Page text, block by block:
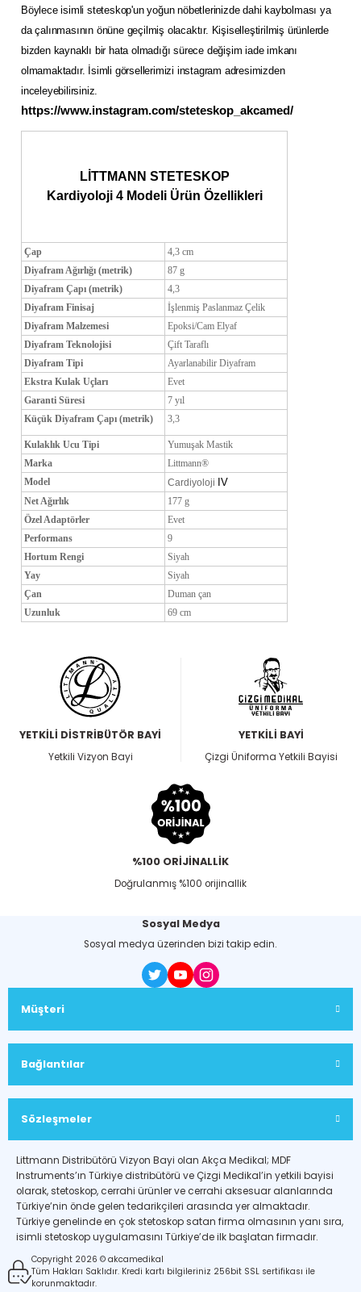
Böylece isimli steteskop'un yoğun nöbetlerinizde dahi kaybolması ya
da çalınmasının önüne geçilmiş olacaktır. Kişiselleştirilmiş ürünlerde
bizden kaynaklı bir hata olmadığı sürece değişim iade imkanı
olmamaktadır. İsimli görsellerimizi instagram adresimizden
inceleyebilirsiniz.
https://www.instagram.com/steteskop_akcamed/
LİTTMANN STETESKOP
Kardiyoloji 4 Modeli Ürün Özellikleri
Çap
4,3 cm
Diyafram Ağırlığı (metrik)
87 g
Diyafram Çapı (metrik)
4,3
Diyafram Finisaj
İşlenmiş Paslanmaz Çelik
Diyafram Malzemesi
Epoksi/Cam Elyaf
Diyafram Teknolojisi
Çift Taraflı
Diyafram Tipi
Ayarlanabilir Diyafram
Ekstra Kulak Uçları
Evet
Garanti Süresi
7 yıl
Küçük Diyafram Çapı (metrik)
3,3
Kulaklık Ucu Tipi
Yumuşak Mastik
Marka
Littmann®
Model
Cardiyoloji IV
Net Ağırlık
177 g
Özel Adaptörler
Evet
Performans
9
Hortum Rengi
Siyah
Yay
Siyah
Çan
Duman çan
Uzunluk
69 cm
YETKİLİ DİSTRİBÜTÖR BAYİ
Yetkili Vizyon Bayi
YETKİLİ BAYİ
Çizgi Üniforma Yetkili Bayisi
%100 ORİJİNALLİK
Doğrulanmış %100 orijinallik
Sosyal Medya
Sosyal medya üzerinden bizi takip edin.
Müşteri
Bağlantılar
Sözleşmeler
Littmann Distribütörü Vizyon Bayi olan Akça Medikal; MDF
Instruments’ın Türkiye distribütörü ve Çizgi Medikal’in yetkili bayisi
olarak, stetoskop, cerrahi ürünler ve cerrahi aksesuar alanlarında
Türkiye’nin önde gelen tedarikçileri arasında yer almaktadır.
Türkiye genelinde en çok stetoskop satan firma olmasının yanı sıra,
isimli stetoskop uygulamasını Türkiye’de ilk başlatan firmadır.
Copyright 2026 © akcamedikal
Tüm Hakları Saklıdır. Kredi kartı bilgileriniz 256bit SSL sertifikası ile
korunmaktadır.